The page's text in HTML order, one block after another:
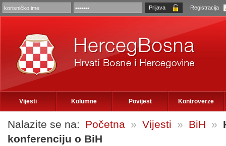
Registracija
Vijesti Kolumne Povijest Kontroverze
Nalazite se na: Početna » Vijesti » BiH »
konferenciju o BiH